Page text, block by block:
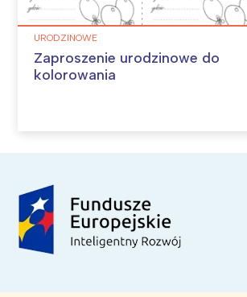
URODZINOWE
Zaproszenie urodzinowe do
kolorowania